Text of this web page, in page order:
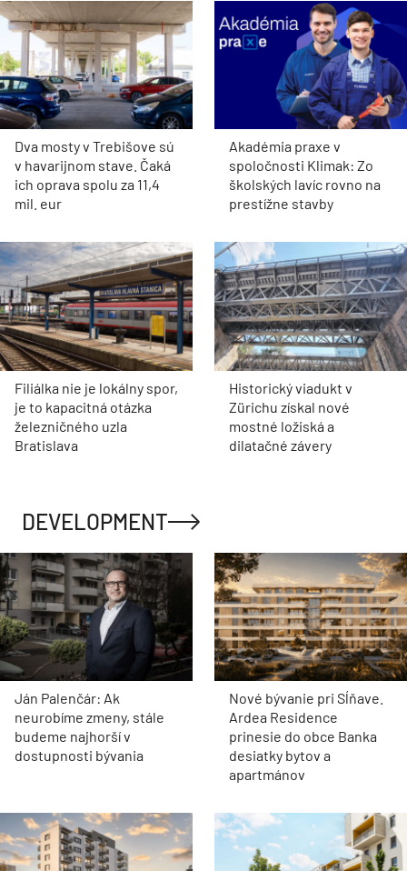
Dva mosty v Trebišove sú
v havarijnom stave. Čaká
ich oprava spolu za 11,4
mil. eur
Akadémia praxe v
spoločnosti Klimak: Zo
školských lavíc rovno na
prestížne stavby
Filiálka nie je lokálny spor,
je to kapacitná otázka
železničného uzla
Bratislava
Historický viadukt v
Zürichu získal nové
mostné ložiská a
dilatačné závery
DEVELOPMENT
Ján Palenčár: Ak
neurobíme zmeny, stále
budeme najhorší v
dostupnosti bývania
Nové bývanie pri Sĺňave.
Ardea Residence
prinesie do obce Banka
desiatky bytov a
apartmánov